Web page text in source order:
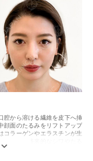
腔から溶ける繊維を皮下へ挿
顔面のたるみをリフトアップ
コラーゲンやエラスチンが生
善効果、将来的なシワやたる